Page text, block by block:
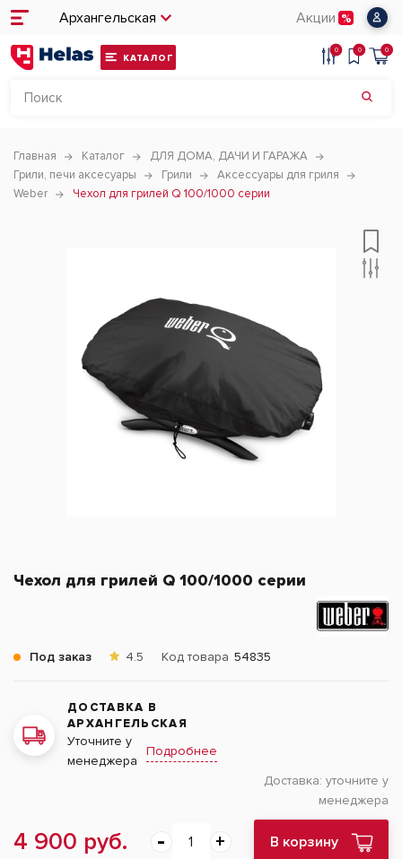
Архангельская Акции
КАТАЛОГ
0 0 0
Главная Каталог
ДЛЯ ДОМА, ДАЧИ И ГАРАЖА
Грили, печи аксесуары
Грили
Аксессуары для гриля
Weber
Чехол для грилей Q 100/1000 серии
Чехол для грилей Q 100/1000 серии
Под заказ 4.5 Код товара 54835
ДОСТАВКА В
АРХАНГЕЛЬСКАЯ
Уточните у
менеджера
Подробнее
Доставка: уточните у
менеджера
4 900 руб. В корзину